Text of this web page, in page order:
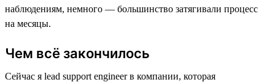
наблюдениям, немного — большинство затягивали процесс
на месяцы.
Чем всё закончилось
Сейчас я lead support engineer в компании, которая